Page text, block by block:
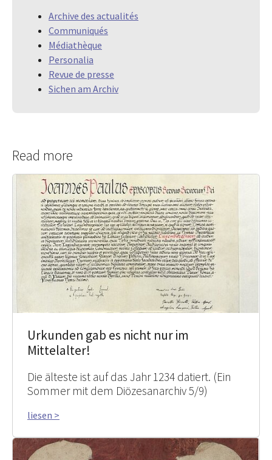
Archive des actualités
Communiqués
Médiathèque
Personalia
Revue de presse
Sichen am Archiv
Read more
Urkunden gab es nicht nur im
Mittelalter!
Die älteste ist auf das Jahr 1234 datiert. (Ein
Sommer mit dem Diözesanarchiv 5/9)
liesen >